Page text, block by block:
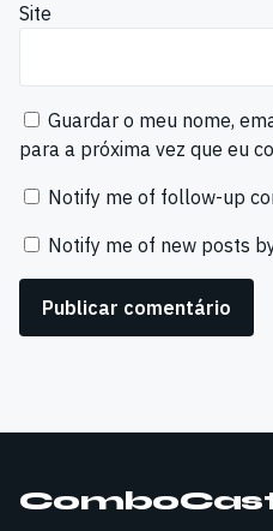
Site
Guardar o meu nome,
para a próxima vez que eu
Notify me of follow-up
Notify me of new posts